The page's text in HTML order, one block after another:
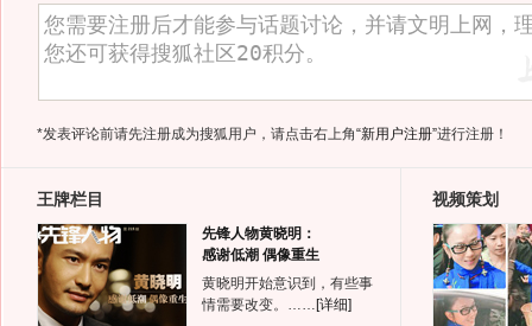
*发表评论前请先注册成为搜狐用户，请点击右上角“新用户注册”进行注册！
王牌栏目
先锋人物黄晓明：
感谢低潮 偶像重生
黄晓明开始意识到，有些事
情需要改变。…… [详细]
视频策划